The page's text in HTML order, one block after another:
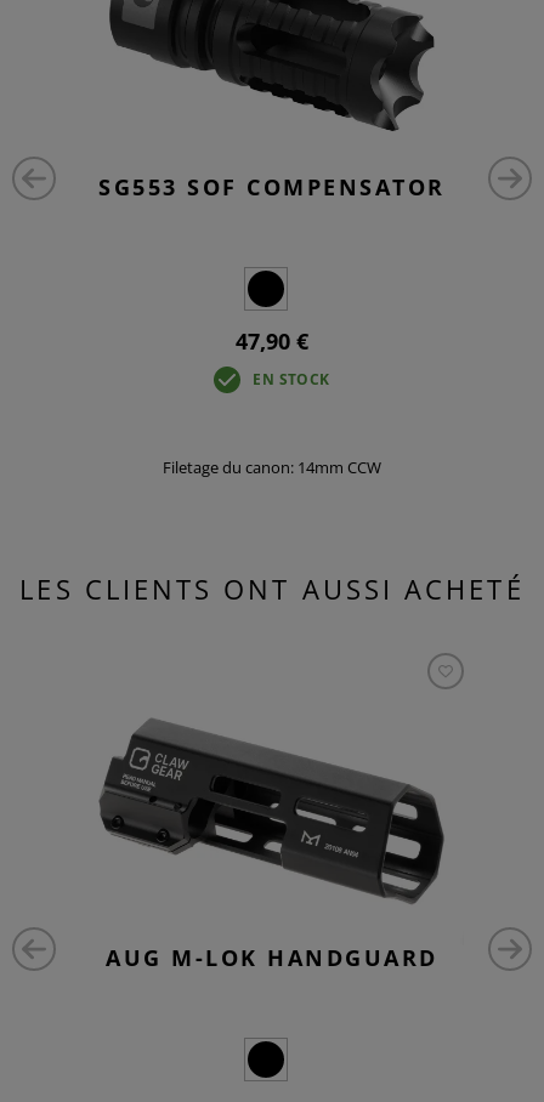
SG553 SOF COMPENSATOR
47,90 €
EN STOCK
Filetage du canon: 14mm CCW
LES CLIENTS ONT AUSSI ACHETÉ
AUG M-LOK HANDGUARD